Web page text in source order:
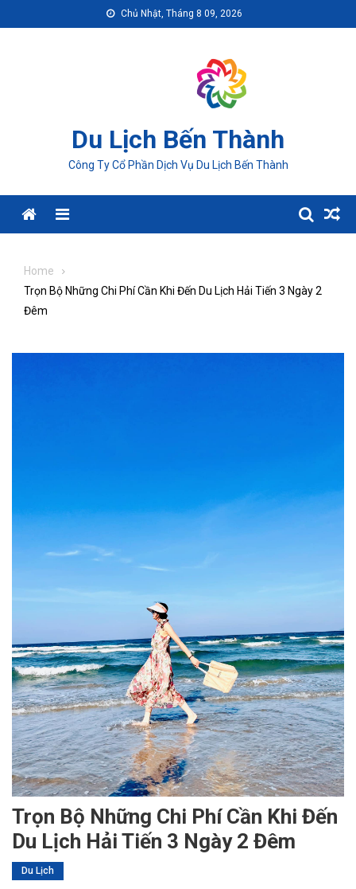
to
Chủ Nhật, Tháng 8 09, 2026
Du Lịch Bến Thành
Công Ty Cổ Phần Dịch Vụ Du Lịch Bến Thành
Menu
Home
Trọn Bộ Những Chi Phí Cần Khi Đến Du Lịch Hải Tiến 3 Ngày 2
Đêm
Trọn Bộ Những Chi Phí Cần Khi Đến
Du Lịch Hải Tiến 3 Ngày 2 Đêm
Du Lịch